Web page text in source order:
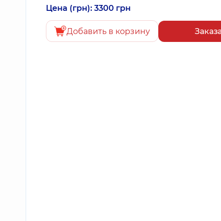
Цена (грн): 3300 грн
Добавить в корзину